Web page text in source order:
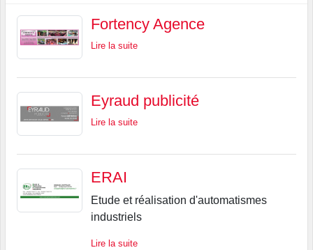
Fortency Agence
Lire la suite
Eyraud publicité
Lire la suite
ERAI
Etude et réalisation d'automatismes
industriels
Lire la suite